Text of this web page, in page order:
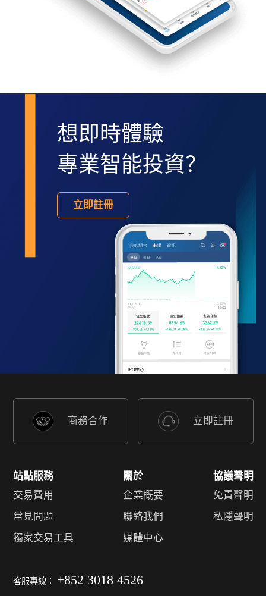
想即時體驗
專業智能投資？
立即註冊
商務合作 立即註冊
站點服務
交易費用
常見問題
獨家交易工具
關於
企業概要
聯絡我們
媒體中心
協議聲明
免責聲明
私隱聲明
客服專線︰ +852 3018 4526